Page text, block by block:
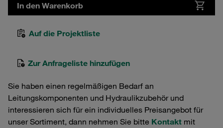
In den Warenkorb
Auf die Projektliste
Zur Anfrageliste hinzufügen
Sie haben einen regelmäßigen Bedarf an
Leitungskomponenten und Hydraulikzubehör und
interessieren sich für ein individuelles Preisangebot für
unser Sortiment, dann nehmen Sie bitte Kontakt mit